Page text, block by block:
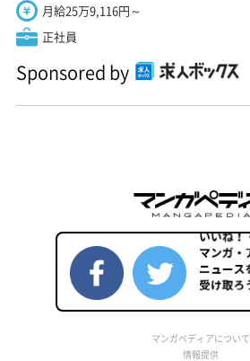
月給25万9,116円～
正社員
Sponsored by
マンガペディアについて
情報提供